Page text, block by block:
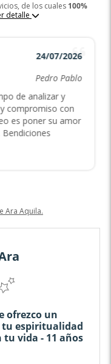
de los cuales 100%
detalle
24/07/2026
Pedro Pablo
de analizar y
compromiso con
es poner su amor
Ara Aquila.
ofrezco un
tu espiritualidad
vida - 11 años